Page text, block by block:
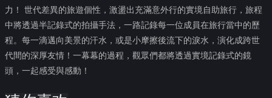
力！ 世代差異的旅遊個性，激盪出充滿意外行的實境自助旅行，旅程
中將透過半記錄式的拍攝手法，一路記錄每一位成員在旅行當中的歷
程。每一滴邁向美景的汗水，或是小摩擦後流下的淚水，演化成跨世
代間的深厚友情！一幕幕的過程，觀眾們都將透過實境記錄式的鏡
頭，一起感受與感動！